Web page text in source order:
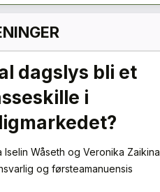
dagslys bli et
i
Iselin Wåseth og Veronika Zaikina
og førsteamanuensis